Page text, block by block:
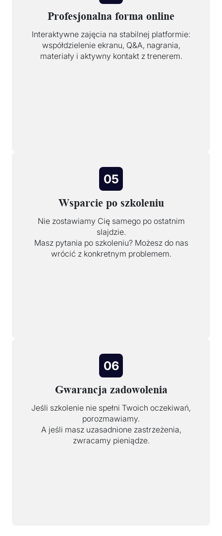
Profesjonalna forma online
Interaktywne zajęcia na stabilnej platformie:
współdzielenie ekranu, Q&A, nagrania,
materiały i aktywny kontakt z trenerem.
05
Wsparcie po szkoleniu
Nie zostawiamy Cię samego po ostatnim
slajdzie.
Masz pytania po szkoleniu? Możesz do nas
wrócić z konkretnym problemem.
06
Gwarancja zadowolenia
Jeśli szkolenie nie spełni Twoich oczekiwań,
porozmawiamy.
A jeśli masz uzasadnione zastrzeżenia,
zwracamy pieniądze.